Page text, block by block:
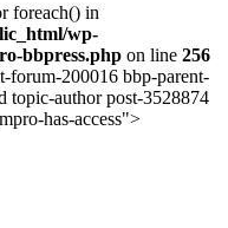
foreach() in
wp-
bbpress.php on line 256
forum-200016 bbp-parent-
topic-author post-3528874
has-access">